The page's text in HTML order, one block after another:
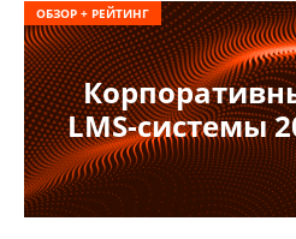
LMS-системы
ОБЗОР + РЕЙТИНГ